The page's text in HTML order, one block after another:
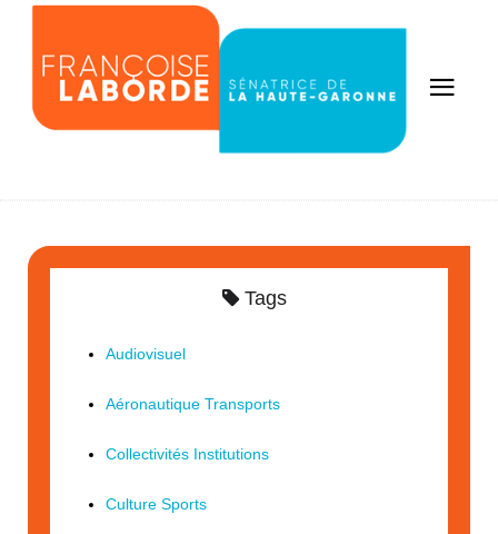
Tags
Audiovisuel
Aéronautique Transports
Collectivités Institutions
Culture Sports